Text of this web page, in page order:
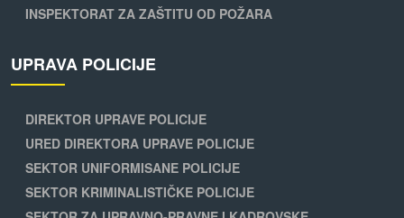
INSPEKTORAT ZA ZAŠTITU OD POŽARA
UPRAVA POLICIJE
DIREKTOR UPRAVE POLICIJE
URED DIREKTORA UPRAVE POLICIJE
SEKTOR UNIFORMISANE POLICIJE
SEKTOR KRIMINALISTIČKE POLICIJE